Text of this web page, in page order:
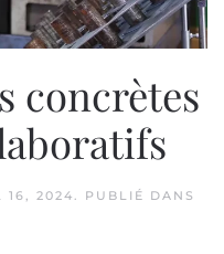
concrètes
16, 2024. PUBLIÉ DANS